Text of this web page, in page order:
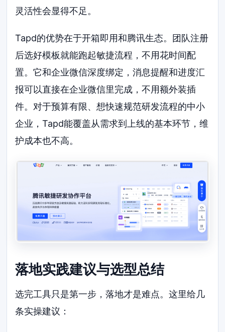
灵活性会显得不足。
Tapd的优势在于开箱即用和腾讯生态。团队注册
后选好模板就能跑起敏捷流程，不用花时间配
置。它和企业微信深度绑定，消息提醒和进度汇
报可以直接在企业微信里完成，不用额外装插
件。对于预算有限、想快速规范研发流程的中小
企业，Tapd能覆盖从需求到上线的基本环节，维
护成本也不高。
落地实践建议与选型总结
选完工具只是第一步，落地才是难点。这里给几
条实操建议：